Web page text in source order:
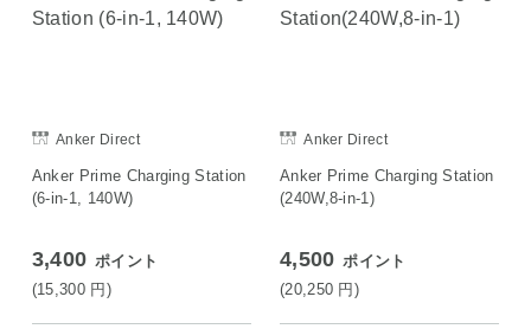
Anker Direct
Anker Prime Charging Station
(6-in-1, 140W)
3,400 ポイント
(15,300 円 )
Anker Direct
Anker Prime Charging Station
(240W,8-in-1)
4,500 ポイント
(20,250 円 )